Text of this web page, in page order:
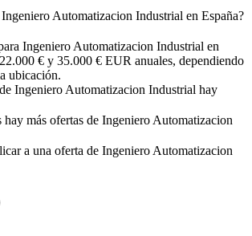
Automatizacion Industrial en España?
Ingeniero Automatizacion Industrial en
€ y 35.000 € EUR anuales, dependiendo
ubicación.
Ingeniero Automatizacion Industrial hay
hay más ofertas de Ingeniero Automatizacion
a una oferta de Ingeniero Automatizacion